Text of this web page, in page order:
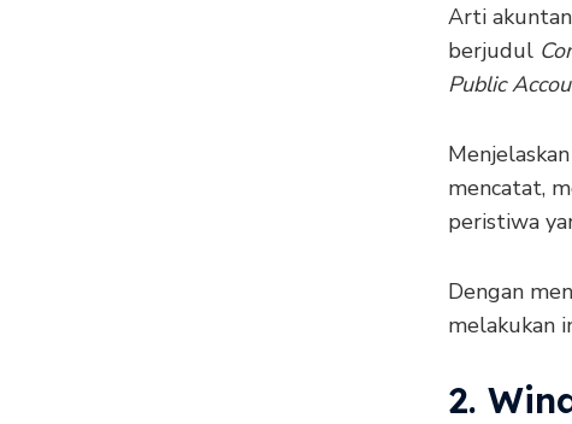
Arti
berjudul
Public
mencatat,
peristiwa
Dengan
melakukan
2.